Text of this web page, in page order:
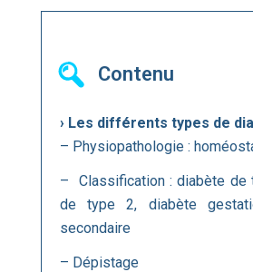
Contenu
› Les différents types de
– Physiopathologie :
– Classification : diabète de
de type 2, diabète
secondaire
– Dépistage